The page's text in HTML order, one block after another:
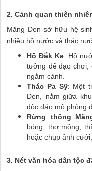
2. Cảnh quan thiên
Măng Đen sở hữu hệ
nhiều hồ nước và thác
Hồ Đắk Ke: Hồ
tưởng để dạo chơi,
ngắm cảnh.
Thác Pa Sỹ: Một
Đen, nằm giữa
độc đáo mô phỏng
Rừng thông
bóng, thơ mộng,
hoặc chụp ảnh
3. Nét văn hóa dân tộc